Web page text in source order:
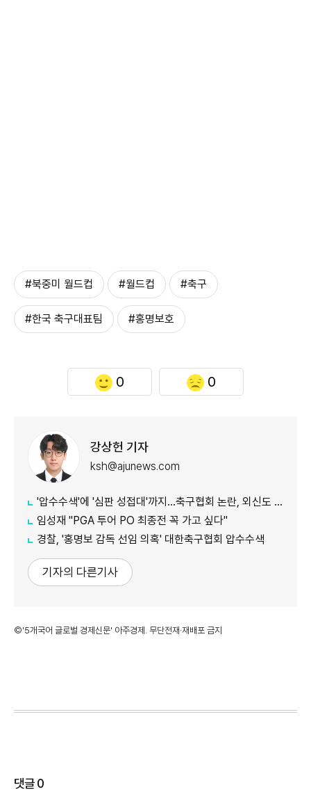
#북중미 월드컵 #월드컵 #축구
#한국 축구대표팀 #홍명보호
0 0
강상헌 기자
ksh@ajunews.com
'압수수색'에 '심판 성접대'까지…축구협회 논란, 외신도 집중 조명
임성재 "PGA 투어 PO 최종전 꼭 가고 싶다"
경찰, '홍명보 감독 선임 의혹' 대한축구협회 압수수색
기자의 다른기사
©'5개국어 글로벌 경제신문' 아주경제. 무단전재·재배포 금지
댓글0